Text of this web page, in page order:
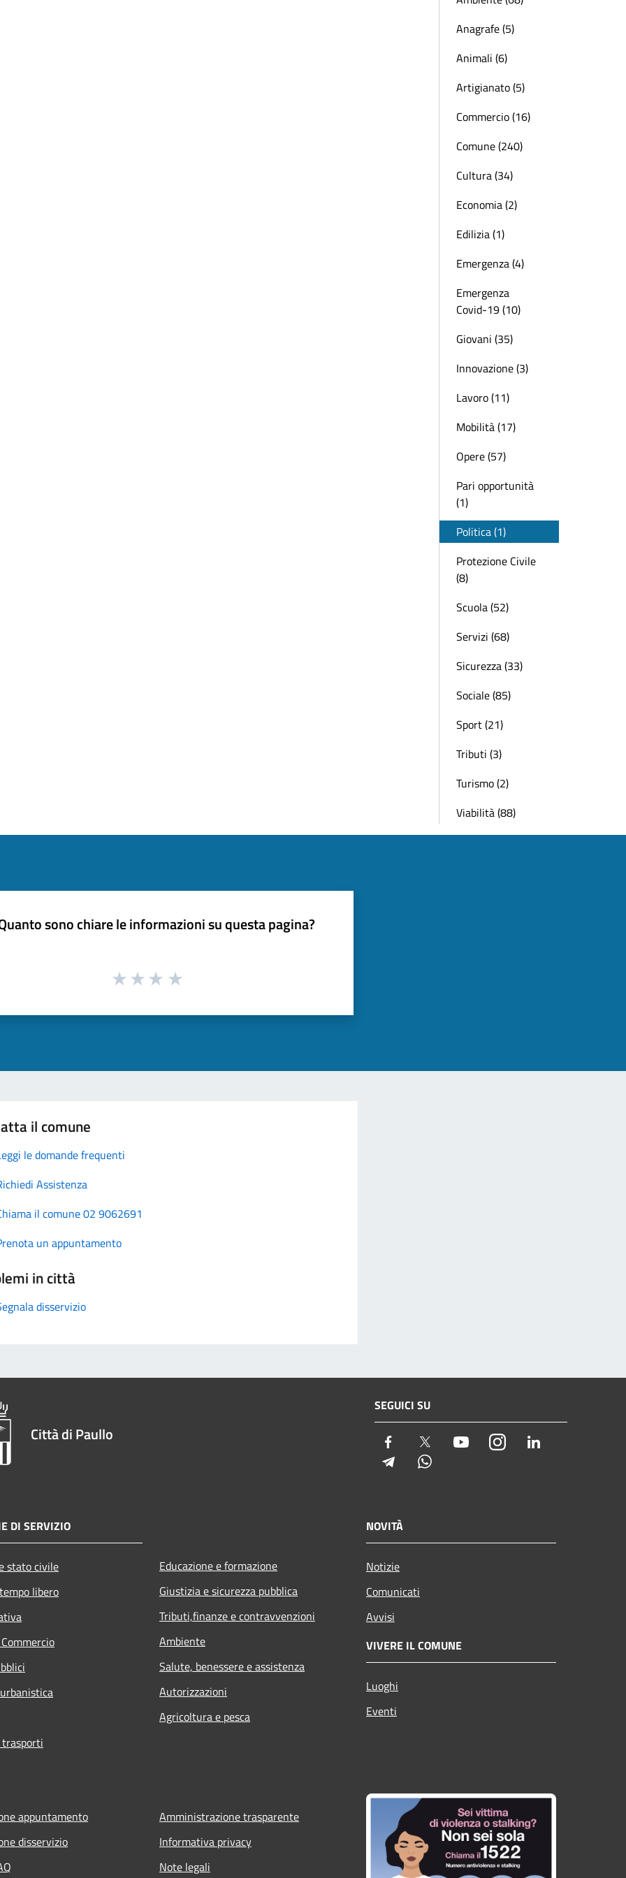
Anagrafe (5)
Animali (6)
Artigianato (5)
Commercio (16)
Comune (240)
Cultura (34)
Economia (2)
Edilizia (1)
Emergenza (4)
Emergenza
Covid-19 (10)
Giovani (35)
Innovazione (3)
Lavoro (11)
Mobilità (17)
Opere (57)
Pari opportunità
(1)
Politica (1)
Protezione Civile
(8)
Scuola (52)
Servizi (68)
Sicurezza (33)
Sociale (85)
Sport (21)
Tributi (3)
Turismo (2)
Viabilità (88)
sono chiare le informazioni su questa pagina?
il comune
le domande frequenti
Assistenza
il comune 02 9062691
un appuntamento
in città
disservizio
Città di Paullo
SEGUICI SU
Facebook Twitter YoutubeInstagram
Telegram
DI SERVIZIO
stato civile
libero
Educazione e formazione
Giustizia e sicurezza pubblica
Tributi,finanze e contravvenzioni
Ambiente
Salute, benessere e assistenza
Autorizzazioni
Agricoltura e pesca
NOVITÀ
Notizie
Comunicati
Avvisi
VIVERE IL COMUNE
Luoghi
Eventi
appuntamento
disservizio
Amministrazione trasparente
Informativa privacy
Note legali